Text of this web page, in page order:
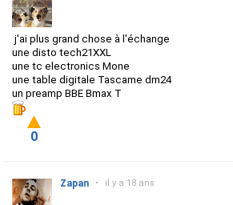
j'ai plus grand chose à l'échange
une disto tech21XXL
une tc electronics Mone
une table digitale Tascame dm24
un preamp BBE Bmax T
0
Zapan • il y a 18 ans